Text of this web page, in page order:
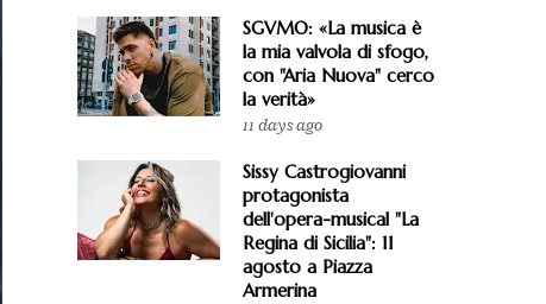
SGVMO: «La musica è
la mia valvola di sfogo,
con "Aria Nuova" cerco
la verità»
11 days ago
Sissy Castrogiovanni
protagonista
dell'opera-musical "La
Regina di Sicilia": 11
agosto a Piazza
Armerina